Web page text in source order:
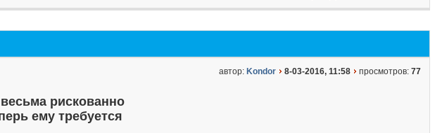
автор: Kondor 8-03-2016, 11:58 просмотров: 77
рискованно
ему требуется